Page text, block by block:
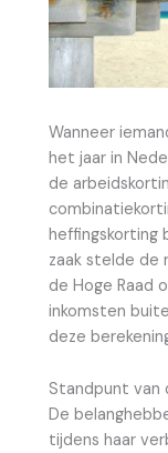
Wanneer
het jaar in
de
heffingskorting
zaak stelde de
de Hoge Raad
inkomsten
deze
Standpunt van
De
tijdens haar